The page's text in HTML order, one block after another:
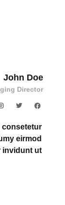
John Doe
Director
consetetur
eirmod
invidunt ut